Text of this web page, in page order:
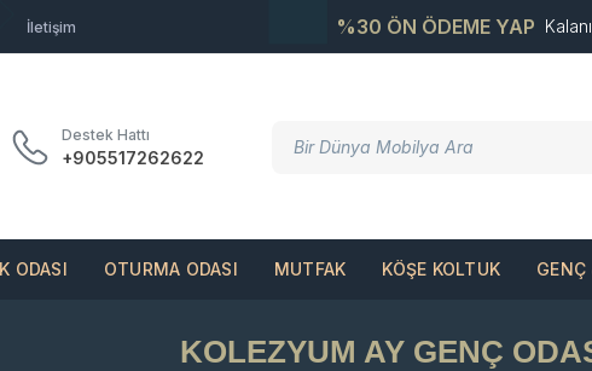
İletişim %30 ÖN ÖDEME YAP
Destek Hattı
+905517262622
ODASI OTURMA ODASI MUTFAK KÖŞE KOLTUK GENÇ
KOLEZYUM AY GENÇ